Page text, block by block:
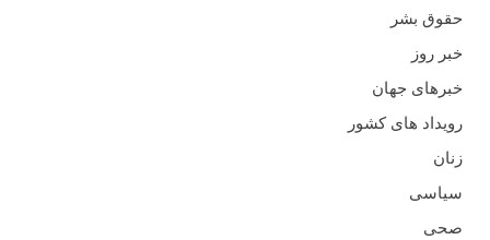
حقوق بشر
خبر روز
خبرهای جهان
رویداد های کشور
زنان
سیاسی
صحی